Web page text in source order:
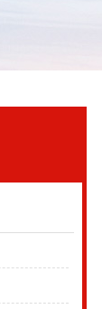
）有限公司